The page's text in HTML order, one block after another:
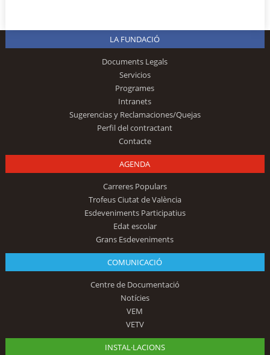
LA FUNDACIÓ
Documents Legals
Servicios
Programes
Intranets
Sugerencias y Reclamaciones/Quejas
Perfil del contractant
Contacte
AGENDA
Carreres Populars
Trofeus Ciutat de València
Esdeveniments Participatius
Edat escolar
Grans Esdeveniments
COMUNICACIÓ
Centre de Documentació
Notícies
VEM
VETV
INSTAL·LACIONS